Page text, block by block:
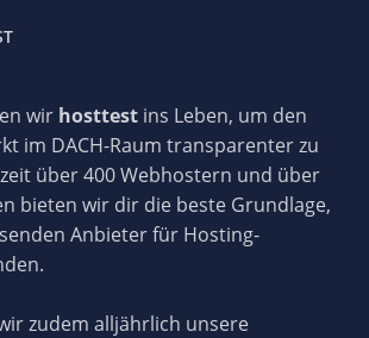
wir hosttest ins Leben, um den
im DACH-Raum transparenter zu
über 400 Webhostern und über
bieten wir dir die beste Grundlage,
Anbieter für Hosting-
zudem alljährlich unsere